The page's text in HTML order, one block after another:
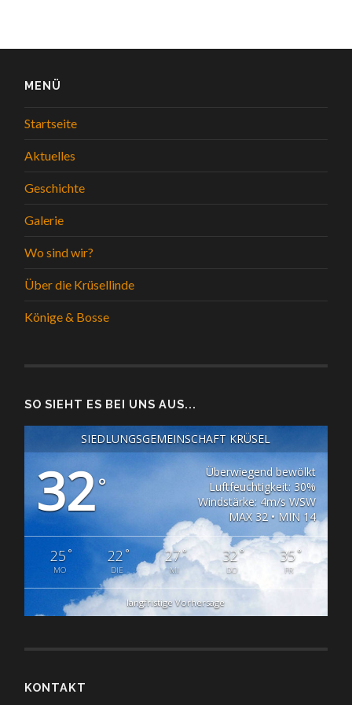
MENÜ
Startseite
Aktuelles
Geschichte
Galerie
Wo sind wir?
Über die Krüsellinde
Könige & Bosse
SO SIEHT ES BEI UNS AUS...
SIEDLUNGSGEMEINSCHAFT KRÜSEL
32°
Überwiegend bewölkt
Luftfeuchtigkeit: 30%
Windstärke: 4m/s WSW
MAX 32 • MIN 14
25°
MO
22 °
DIE
27°
MI
32°
DO
35°
FR
langfristige Vorhersage
KONTAKT